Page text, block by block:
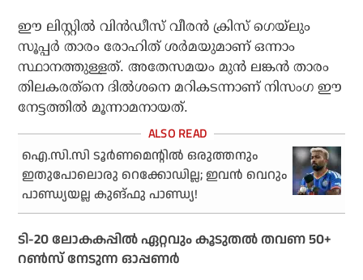
ഈ ലിസ്റ്റില്‍ വിന്‍ഡീസ് വീരന്‍ ക്രിസ് ഗെയ്‌ലും
സൂപ്പര്‍ താരം രോഹിത് ശര്‍മയുമാണ് ഒന്നാം
സ്ഥാനത്തുള്ളത്. അതേസമയം മുന്‍ ലങ്കന്‍ താരം
തിലകരത്‌നെ ദില്‍ശനെ മറികടന്നാണ് നിസംഗ ഈ
നേട്ടത്തില്‍ മൂന്നാമനായത്.
ഐ.സി.സി ടൂര്‍ണമെന്റില്‍ ഒരുത്തനും
ഇതുപോലൊരു റെക്കോഡില്ല; ഇവന്‍ വെറും
പാണ്ഡ്യയല്ല കുങ്ഫു പാണ്ഡ്യ!
ടി-20 ലോകകപ്പില്‍ ഏറ്റവും കൂടുതല്‍ തവണ 50+
റണ്‍സ് നേടുന്ന ഓപ്പണര്‍